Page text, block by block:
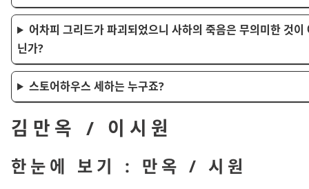
어차피 그리드가 파괴되었으니 사하의 죽음은 무의미한 것이
닌가?
스토어하우스 세하는 누구죠?
김만옥 / 이시원
한눈에 보기 : 만옥 / 시원